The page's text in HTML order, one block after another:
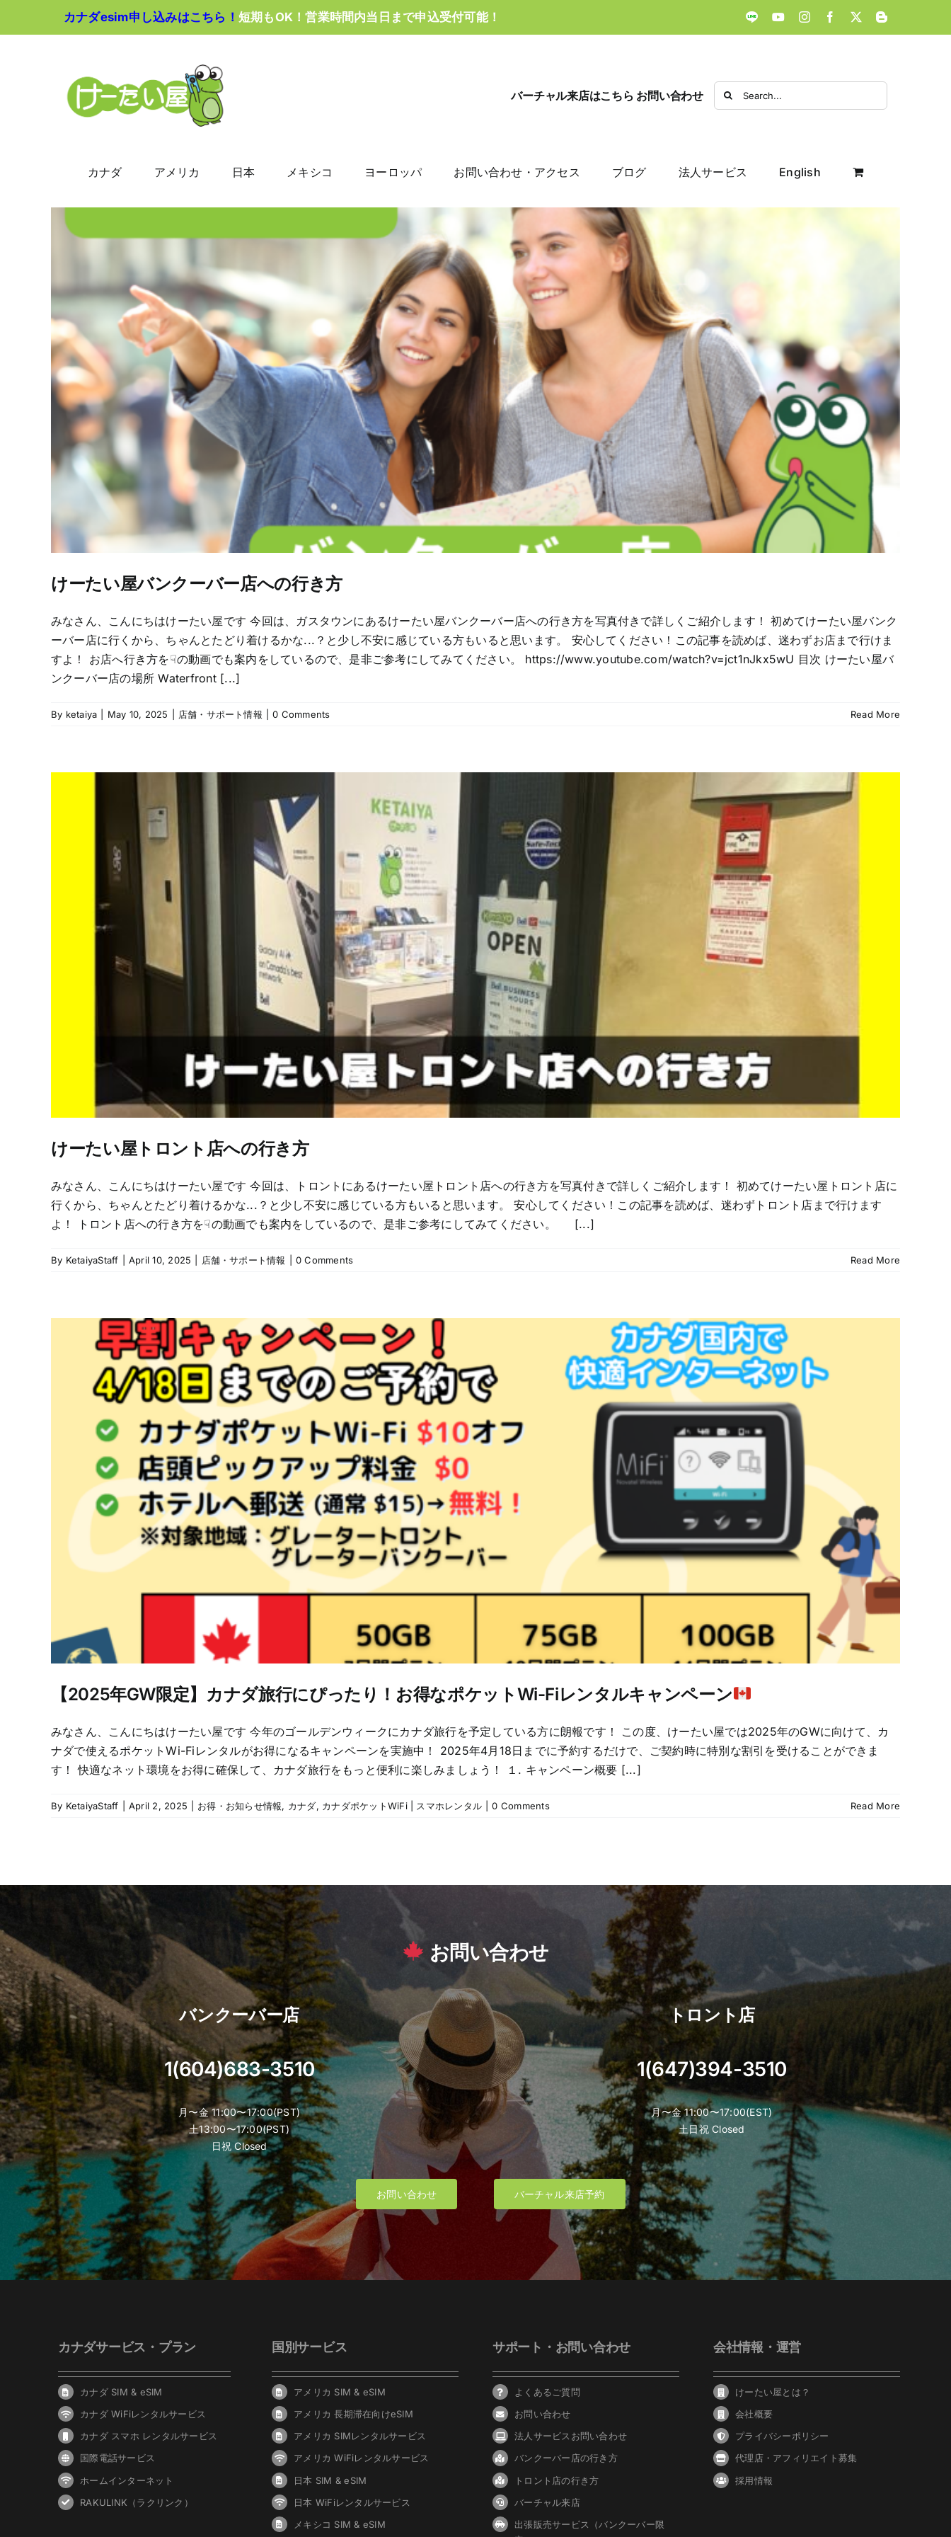
カナダesim申し込みはこちら！ 短期もOK！営業時間内当日まで申込受付可能！ LINE YouTubeInstagramFacebook
X Blogger
バーチャル来店はこちら お問い合わせ
Search
for:
カナダ アメリカ 日本 メキシコ ヨーロッパ お問い合わせ・アクセス ブログ 法人サービス English
けーたい屋バンクーバー店への行き方
みなさん、こんにちはけーたい屋です 今回は、ガスタウンにあるけーたい屋バンクーバー店への行き方を写真付きで詳しくご紹介します！ 初めてけーたい屋バンク
ーバー店に行くから、ちゃんとたどり着けるかな...？と少し不安に感じている方もいると思います。 安心してください！この記事を読めば、迷わずお店まで行けま
すよ！ お店へ行き方を☟の動画でも案内をしているので、是非ご参考にしてみてください。 https://www.youtube.com/watch?v=jct1nJkx5wU 目次 けーたい屋バ
ンクーバー店の場所 Waterfront [...]
By ketaiya May 10, 2025 店舗・サポート情報 0 Comments Read More
けーたい屋トロント店への行き方
みなさん、こんにちはけーたい屋です 今回は、トロントにあるけーたい屋トロント店への行き方を写真付きで詳しくご紹介します！ 初めてけーたい屋トロント店に
行くから、ちゃんとたどり着けるかな...？と少し不安に感じている方もいると思います。 安心してください！この記事を読めば、迷わずトロント店まで行けます
よ！ トロント店への行き方を☟の動画でも案内をしているので、是非ご参考にしてみてください。 [...]
By KetaiyaStaff April 10, 2025 店舗・サポート情報 0 Comments Read More
【2025年GW限定】カナダ旅行にぴったり！お得なポケットWi-Fiレンタルキャンペーン
みなさん、こんにちはけーたい屋です 今年のゴールデンウィークにカナダ旅行を予定している方に朗報です！ この度、けーたい屋では2025年のGWに向けて、カ
ナダで使えるポケットWi-Fiレンタルがお得になるキャンペーンを実施中！ 2025年4月18日までに予約するだけで、ご契約時に特別な割引を受けることができま
す！ 快適なネット環境をお得に確保して、カナダ旅行をもっと便利に楽しみましょう！ １. キャンペーン概要 [...]
By KetaiyaStaff April 2, 2025 お得・お知らせ情報, カナダ, カナダポケットWiFi | スマホレンタル 0 Comments Read More
お問い合わせ
バンクーバー店
1(604)683-3510
月〜金 11:00〜17:00(PST)
土13:00〜17:00(PST)
日祝 Closed
トロント店
1(647)394-3510
月〜金 11:00〜17:00(EST)
土日祝 Closed
お問い合わせ バーチャル来店予約
カナダサービス・プラン
カナダ SIM & eSIM
カナダ WiFiレンタルサービス
カナダ スマホ レンタルサービス
国際電話サービス
ホームインターネット
RAKULINK（ラクリンク）
国別サービス
アメリカ SIM & eSIM
アメリカ 長期滞在向けeSIM
アメリカ SIMレンタルサービス
アメリカ WiFiレンタルサービス
日本 SIM & eSIM
日本 WiFiレンタルサービス
メキシコ SIM & eSIM
サポート・お問い合わせ
よくあるご質問
お問い合わせ
法人サービスお問い合わせ
バンクーバー店の行き方
トロント店の行き方
バーチャル来店
出張販売サービス（バンクーバー限
会社情報・運営
けーたい屋とは？
会社概要
プライバシーポリシー
代理店・アフィリエイト募集
採用情報